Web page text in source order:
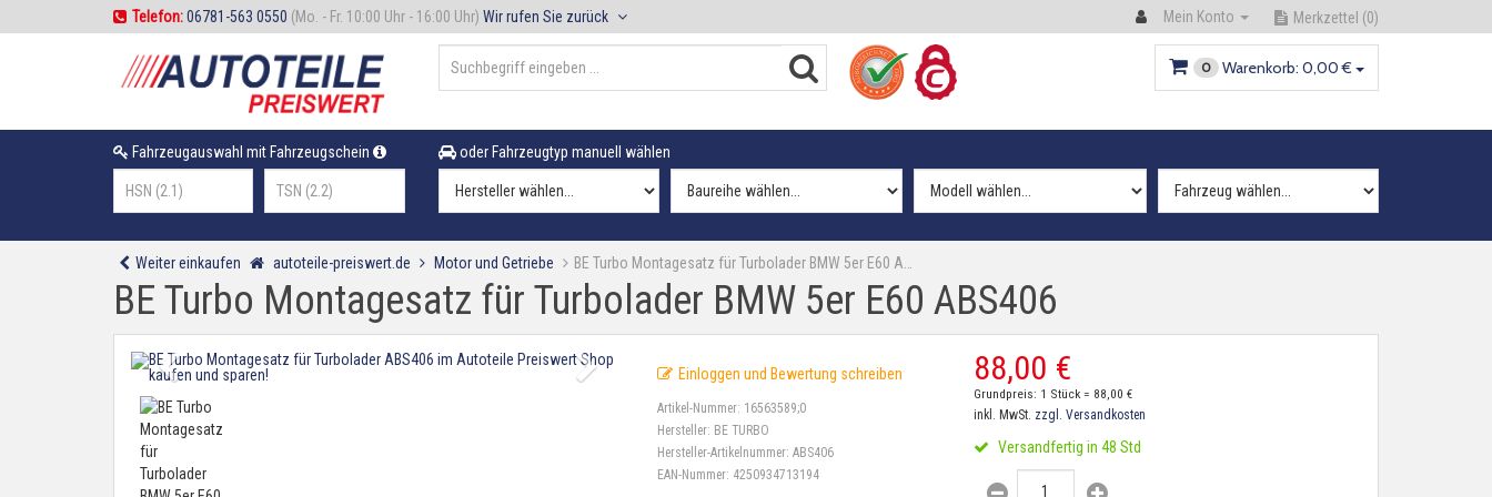
Telefon:06781-563 0550 (Mo. - Fr. 10:00 Uhr - 16:00 Uhr) Wir rufen Sie zurück Mein Konto Merkzettel (0)
0 Warenkorb: 0,00 €
Fahrzeugauswahl mit Fahrzeugschein oder Fahrzeugtyp manuell wählen
Weiter einkaufen autoteile-preiswert.de Motor und Getriebe BE Turbo Montagesatz für Turbolader BMW 5er E60 A…
BE Turbo Montagesatz für Turbolader BMW 5er E60 ABS406
Einloggen und Bewertung schreiben
Artikel-Nummer: 16563589;0
Hersteller: BE TURBO
Hersteller-Artikelnummer:ABS406
EAN-Nummer: 4250934713194
88,00 €
Grundpreis: 1 Stück = 88,00 €
inkl. MwSt. zzgl. Versandkosten
Versandfertig in 48 Std